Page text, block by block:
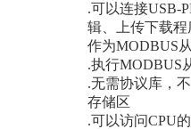
.可以连接USB-
辑、上传下载
作为MODBUS
.执行MODBUS
.无需协议库，
存储区
.可以访问CPU